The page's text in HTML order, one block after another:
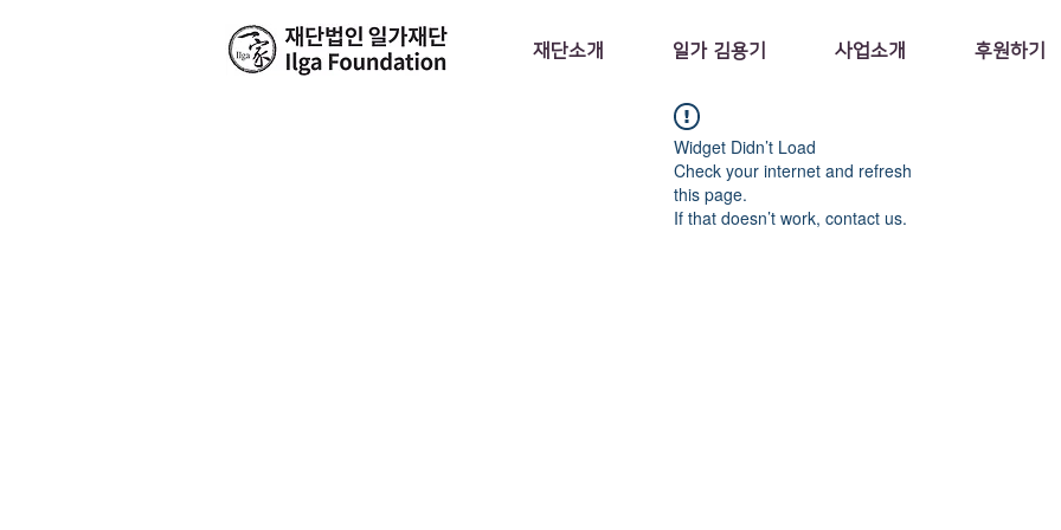
재단소개 일가 김용기 사업소개 후원하기
Widget Didn’t Load
Check your internet and refresh
this page.
If that doesn’t work, contact us.